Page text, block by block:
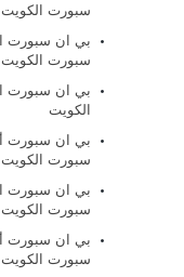
سبورت الكويت
سبورت الكويت
الكويت
سبورت الكويت
سبورت الكويت
سبورت الكويت